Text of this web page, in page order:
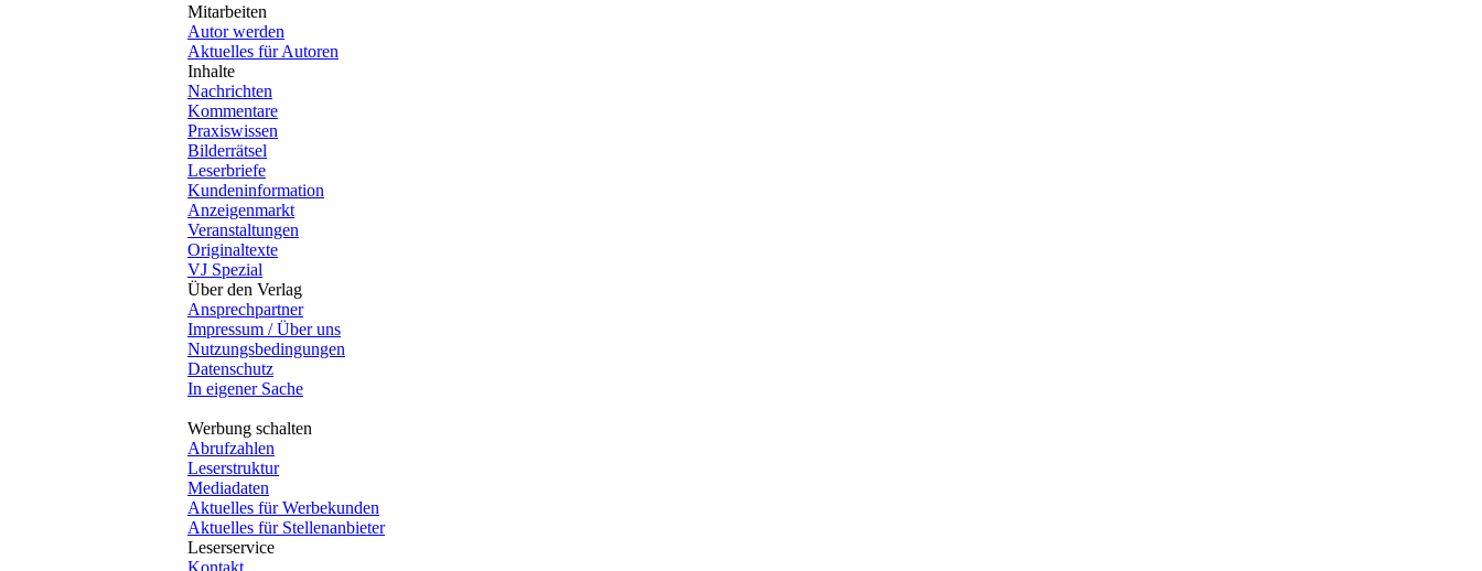
Mitarbeiten
Autor werden
Aktuelles für Autoren
Inhalte
Nachrichten
Kommentare
Praxiswissen
Bilderrätsel
Leserbriefe
Kundeninformation
Anzeigenmarkt
Veranstaltungen
Originaltexte
VJ Spezial
Über den Verlag
Ansprechpartner
Impressum / Über uns
Nutzungsbedingungen
Datenschutz
In eigener Sache
Werbung schalten
Abrufzahlen
Leserstruktur
Mediadaten
Aktuelles für Werbekunden
Aktuelles für Stellenanbieter
Leserservice
Kontakt